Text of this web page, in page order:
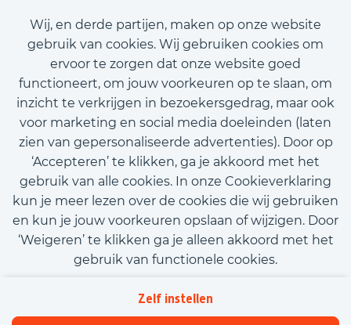
Wij, en derde partijen, maken op onze website
gebruik van cookies. Wij gebruiken cookies om
ervoor te zorgen dat onze website goed
functioneert, om jouw voorkeuren op te slaan, om
inzicht te verkrijgen in bezoekersgedrag, maar ook
voor marketing en social media doeleinden (laten
zien van gepersonaliseerde advertenties). Door op
‘Accepteren’ te klikken, ga je akkoord met het
gebruik van alle cookies. In onze Cookieverklaring
kun je meer lezen over de cookies die wij gebruiken
en kun je jouw voorkeuren opslaan of wijzigen. Door
‘Weigeren’ te klikken ga je alleen akkoord met het
gebruik van functionele cookies.
Zelf instellen
€2.510,00 - €2.721,00
Bekijk vacature
Call-to-action bij meer vacatures
Kom met ons in contact